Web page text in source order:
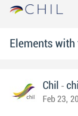
Elements with
Chil -
Feb 23,